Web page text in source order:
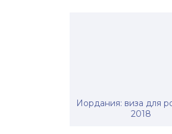
Иордания: виза для
2018